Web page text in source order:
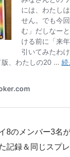
8のメンバー3名
記録＆同じスプ